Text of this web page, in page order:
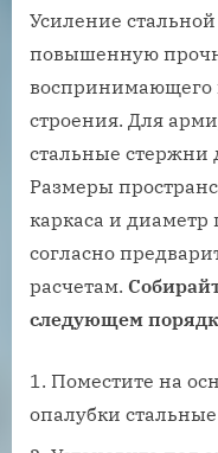
Усиление
повышенную
воспринимающего
строения. Для
стальные стержни
Размеры
каркаса и диаметр
согласно
расчетам.
следующем
Поместите на
опалубки